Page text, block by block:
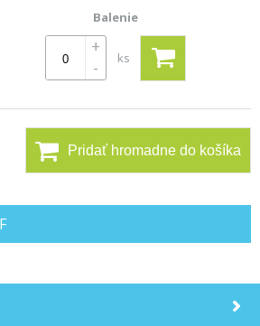
+
-
ks
Pridať hromadne do košíka